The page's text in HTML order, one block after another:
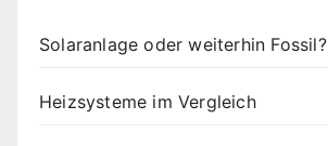
Solaranlage oder weiterhin Fossil?
Heizsysteme im Vergleich